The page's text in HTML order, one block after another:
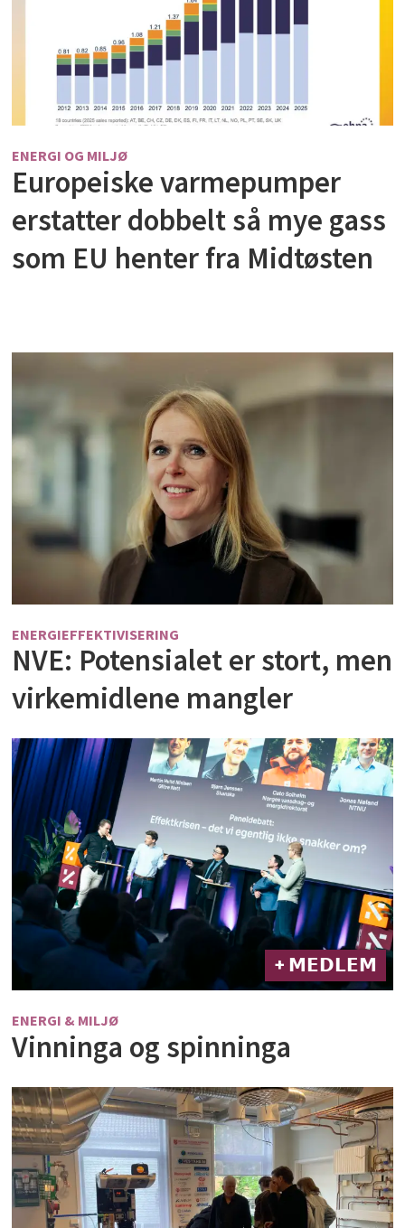
ENERGI OG MILJØ
Europeiske varmepumper
erstatter dobbelt så mye gass
som EU henter fra Midtøsten
ENERGIEFFEKTIVISERING
NVE: Potensialet er stort, men
virkemidlene mangler
+ 𝗠𝗘𝗗𝗟𝗘𝗠
ENERGI & MILJØ
Vinninga og spinninga